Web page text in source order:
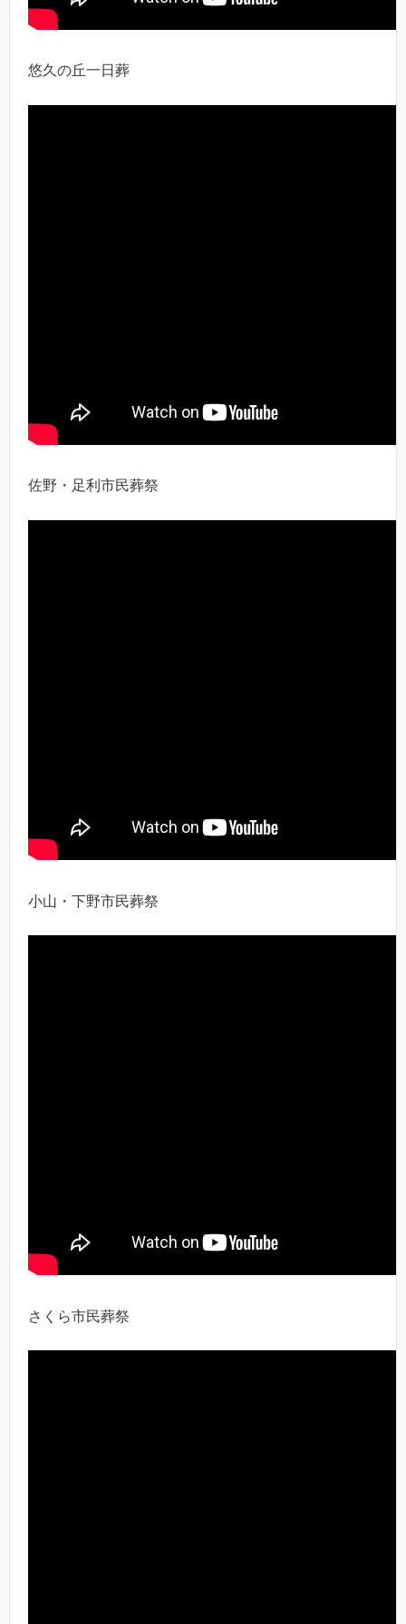
悠久の丘一日葬
佐野・足利市民葬祭
小山・下野市民葬祭
さくら市民葬祭